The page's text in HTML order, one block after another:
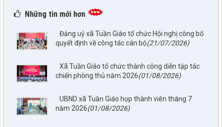
NHỮNG TIN CŨ HƠN
Những tin mới hơn
Đảng uỷ xã Tuần Giáo tổ chức Hội nghị công bố
quyết định về công tác cán bộ(21/07/2026)
Xã Tuần Giáo tổ chức thành công diễn tập tác
chiến phòng thủ năm 2026(01/08/2026)
UBND xã Tuần Giáo họp thành viên tháng 7
năm 2026(01/08/2026)
797./TTPTQĐ-KV2
Về việc đăng tải lên trên Cổng thông tin điện tử của UBND xã
Tuần Giáo công khai dự thảo phương án bồi thường, hỗ trợ